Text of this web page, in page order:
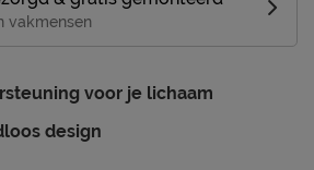
vakmensen
voor je lichaam
design